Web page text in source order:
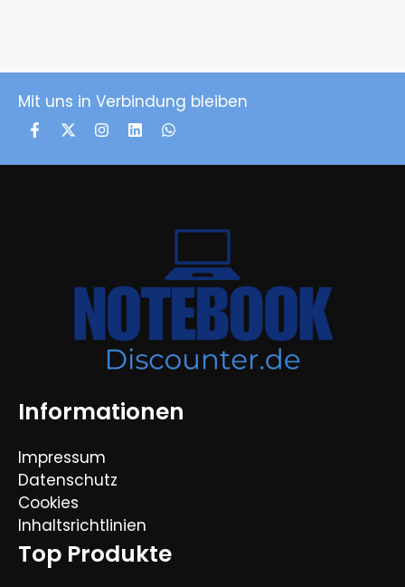
Mit uns in Verbindung bleiben
Informationen
Impressum
Datenschutz
Cookies
Inhaltsrichtlinien
Top Produkte